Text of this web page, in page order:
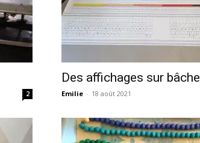
2
Des affichages sur bâche
Emilie - 18 août 2021